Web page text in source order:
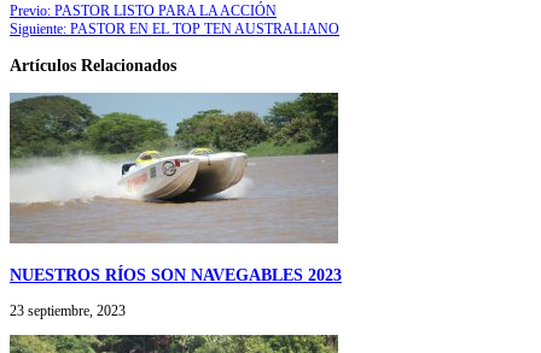
Previo: PASTOR LISTO PARA LA ACCIÓN
Siguiente: PASTOR EN EL TOP TEN AUSTRALIANO
Artículos Relacionados
NUESTROS RÍOS SON NAVEGABLES 2023
23 septiembre, 2023